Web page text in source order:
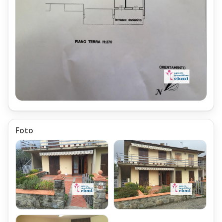
realizzato con una Caldaia Alimentata con Gas GPL.
Posizione dell'Appartamento Trilocale.
La Località di Prunetta è posta ad una altitudine di 1.000 mt slm,
Proprio il Fiume Reno ha la sua sorgente piu alta sul monte Le
La Località Prunetta è posta in una buona posizione logistica,
da Pistoia,
con strada Provinciale che unisce le Località della Valdinievole
e della Val di Forfora,
con la SS 12 dell'
Abetone e del Brennero
.
Per questa sua posizione e per la altitudine,
Foto